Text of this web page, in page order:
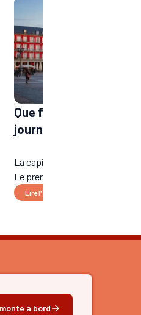
Que faire à Madrid en
journée ?
La capitale espagnole a
Le premier est moderne, bou...
Lire l'article
à bord